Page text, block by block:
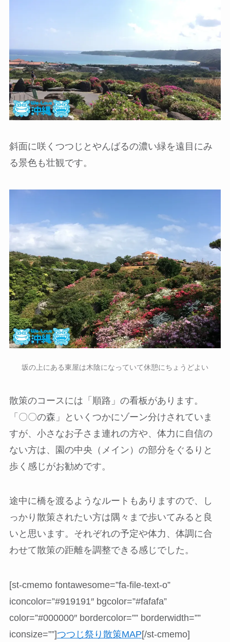
斜面に咲くつつじとやんばるの濃い緑を遠目にみ
る景色も壮観です。
坂の上にある東屋は木陰になっていて休憩にちょうどよい
散策のコースには「順路」の看板があります。
「〇〇の森」といくつかにゾーン分けされていま
すが、小さなお子さま連れの方や、体力に自信の
ない方は、園の中央（メイン）の部分をぐるりと
歩く感じがお勧めです。
途中に橋を渡るようなルートもありますので、し
っかり散策されたい方は隅々まで歩いてみると良
いと思います。それぞれの予定や体力、体調に合
わせて散策の距離を調整できる感じでした。
[st-cmemo fontawesome=”fa-file-text-o”
iconcolor=”#919191″ bgcolor=”#fafafa”
color=”#000000″ bordercolor=”” borderwidth=””
iconsize=””]つつじ祭り散策MAP[/st-cmemo]